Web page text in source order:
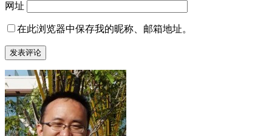
网址
在此浏览器中保存我的昵称、邮箱地址。